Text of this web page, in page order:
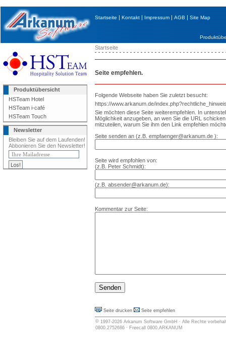
Startseite|Kontakt|Impressum|AGB|Site Map
Produktübersicht
HSTeam Hotel
HSTeam i-café
HSTeam Touch
Newsletter
Bleiben Sie auf dem Laufenden!
Abbonieren Sie den Newsletter!
Startseite
Seite empfehlen.
Folgende Webseite haben Sie zuletzt besucht:
https://www.arkanum.de/
Sie möchten diese Seite weiterempfehlen. In
Möglichkeit anzugeben, an wen Sie die URL
mitzuteilen, warum Sie ihm den Link empfehlen
Seite senden an (z.B. empfaenger@arkanum.de ):
Seite wird empfohlen von:
(z.B. Peter Schmidt):
(z.B. absender@arkanum.de):
Kommentar zur Seite:
Seite drucken Seite empfehlen
© 1997-2026 Arkanum Software GmbH · Alle Rechte
0800.2752686 · Freecall 0800.ARKANUM